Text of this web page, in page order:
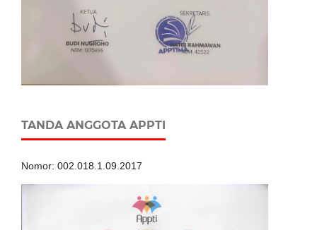
TANDA ANGGOTA APPTI
Nomor: 002.018.1.09.2017